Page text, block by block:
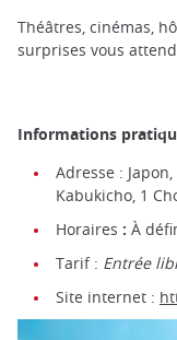
Théâtres, cinémas,
surprises vous
Informations
Adresse :
Kabukicho, 1
Horaires : À
Tarif : Entrée
Site internet :